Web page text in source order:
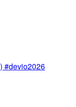
#devio2026